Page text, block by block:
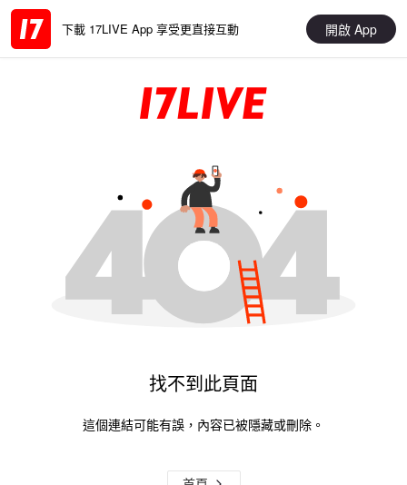
下載 17LIVE App 享受更直接互動 開啟 App
找不到此頁面
這個連結可能有誤，內容已被隱藏或刪除。